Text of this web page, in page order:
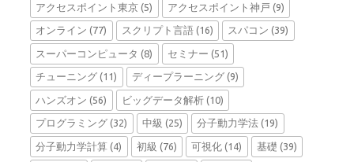
アクセスポイント東京 (5) アクセスポイント神戸 (9)
オンライン (77) スクリプト言語(16) スパコン (39)
スーパーコンピュータ (8) セミナー (51)
チューニング (11) ディープラーニング(9)
ハンズオン (56) ビッグデータ解析(10)
プログラミング (32) 中級 (25) 分子動力学法 (19)
分子動力学計算 (4) 初級 (76) 可視化 (14) 基礎 (39)